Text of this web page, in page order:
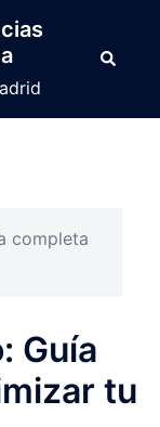
Buscar
completa
Guía
tu